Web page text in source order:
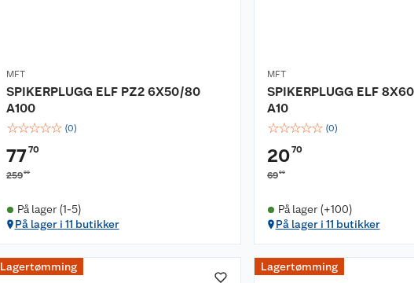
MFT
SPIKERPLUGG ELF PZ2 6X50/80
A100
☆☆☆☆☆ (0)
7770
25900
På lager (1-5)
På lager i 11 butikker
MFT
SPIKERPLUGG ELF
A10
☆☆☆☆☆ (0)
2070
6900
På lager (+100)
På lager i 11 butikker
Lagertømming Lagertømming